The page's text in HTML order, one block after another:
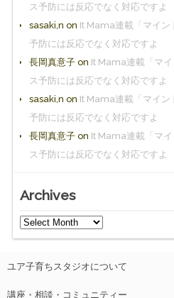
ス予防には反応でなく対応ですよ
sasaki,n on It Mama連載「マイン
予防には反応でなく対応ですよ
長岡真意子on It Mama連載「マ
ス予防には反応でなく対応ですよ
sasaki,n on It Mama連載「マイン
予防には反応でなく対応ですよ
長岡真意子on It Mama連載「マ
ス予防には反応でなく対応ですよ
Archives
ユア子育ちスタジオについて
講座・相談・コミュニティー